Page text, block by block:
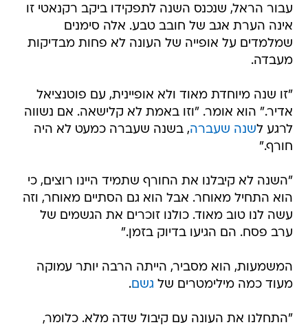
עבור הראל, שנכנס השנה לתפקידו ביקב רקנאטי זו
אינה הערת אגב של חובב טבע. אלה סימנים
שמלמדים על אופייה של העונה לא פחות מבדיקות
מעבדה.
"זו שנה מיוחדת מאוד ולא אופיינית, עם פוטנציאל
אדיר." הוא אומר. "וזו באמת לא קלישאה. אם נשווה
לרגע לשנה שעברה, בשנה שעברה כמעט לא היה
חורף."
"השנה לא קיבלנו את החורף שתמיד היינו רוצים, כי
הוא התחיל מאוחר. אבל הוא גם הסתיים מאוחר, וזה
עשה לנו טוב מאוד. כולנו זוכרים את הגשמים של
ערב פסח. הם הגיעו בדיוק בזמן."
המשמעות, הוא מסביר, הייתה הרבה יותר עמוקה
מעוד כמה מילימטרים של גשם.
"התחלנו את העונה עם קיבול שדה מלא. כלומר,